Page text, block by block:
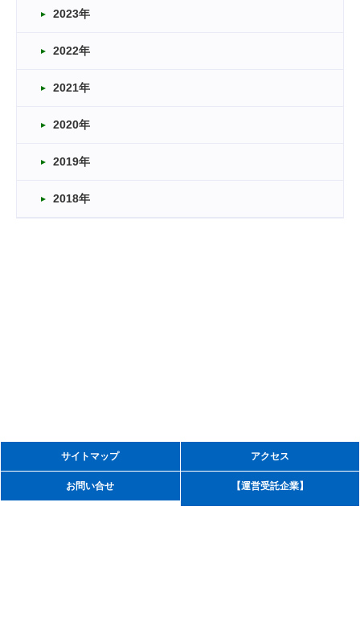
2023年
2022年
2021年
2020年
2019年
2018年
ゼオンアリーナ周南
サイトマップ アクセス
お問い合せ 【運営受託企業】